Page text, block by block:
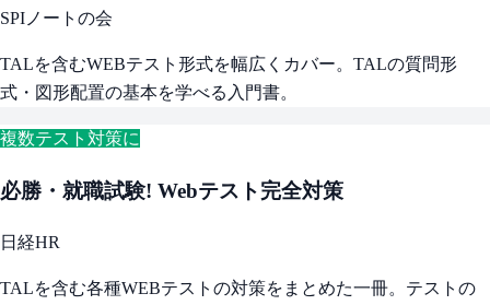
SPIノートの会
TALを含むWEBテスト形式を幅広くカバー。TALの質問形
式・図形配置の基本を学べる入門書。
複数テスト対策に
必勝・就職試験! Webテスト完全対策
日経HR
TALを含む各種WEBテストの対策をまとめた一冊。テストの